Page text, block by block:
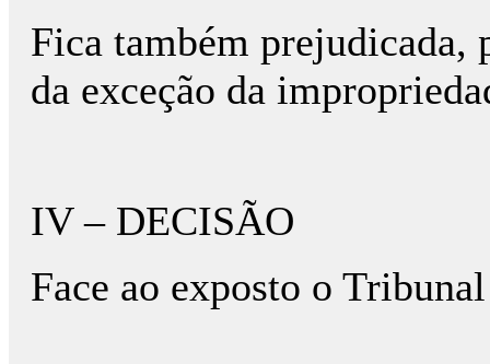
Fica também prejudicada,
da exceção da
IV – DECISÃO
Face ao exposto o